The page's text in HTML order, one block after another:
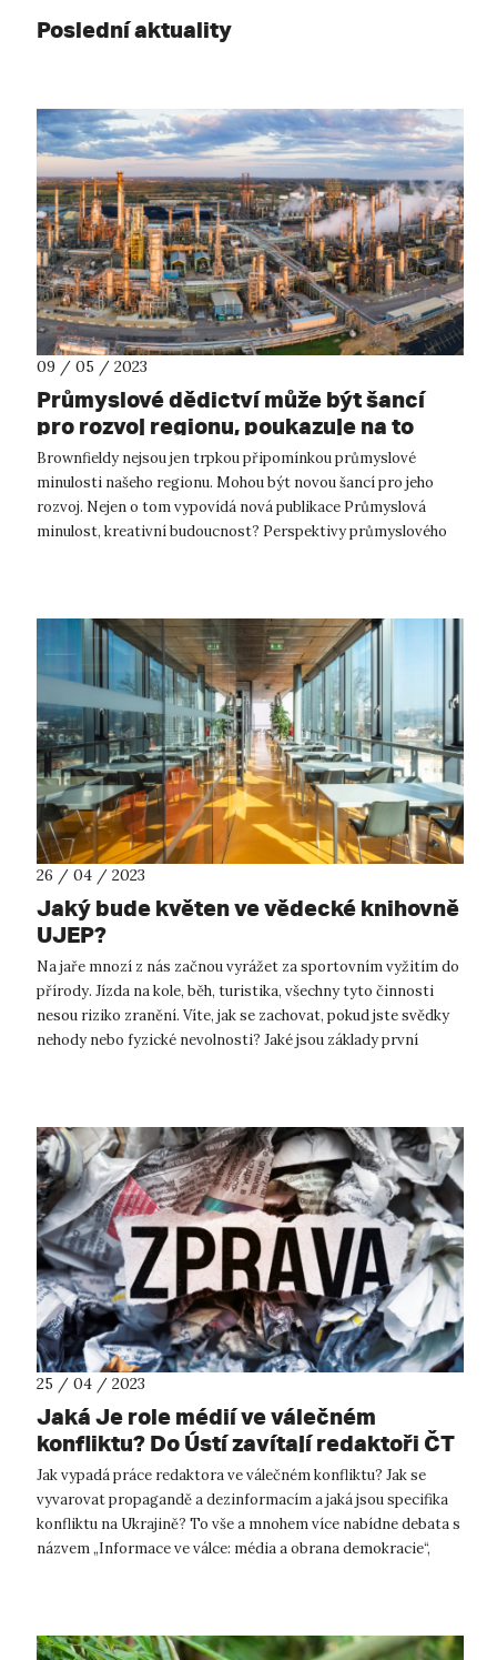
Poslední aktuality
09 / 05 / 2023
Průmyslové dědictví může být šancí
pro rozvoj regionu, poukazuje na to
nová publikace UJEP
Brownfieldy nejsou jen trpkou připomínkou průmyslové
minulosti našeho regionu. Mohou být novou šancí pro jeho
rozvoj. Nejen o tom vypovídá nová publikace Průmyslová
minulost, kreativní budoucnost? Perspektivy průmyslového
26 / 04 / 2023
Jaký bude květen ve vědecké knihovně
UJEP?
Na jaře mnozí z nás začnou vyrážet za sportovním vyžitím do
přírody. Jízda na kole, běh, turistika, všechny tyto činnosti
nesou riziko zranění. Víte, jak se zachovat, pokud jste svědky
nehody nebo fyzické nevolnosti? Jaké jsou základy první
25 / 04 / 2023
Jaká Je role médií ve válečném
konfliktu? Do Ústí zavítají redaktoři ČT
Jak vypadá práce redaktora ve válečném konfliktu? Jak se
vyvarovat propagandě a dezinformacím a jaká jsou specifika
konfliktu na Ukrajině? To vše a mnohem více nabídne debata s
názvem „Informace ve válce: média a obrana demokracie“,